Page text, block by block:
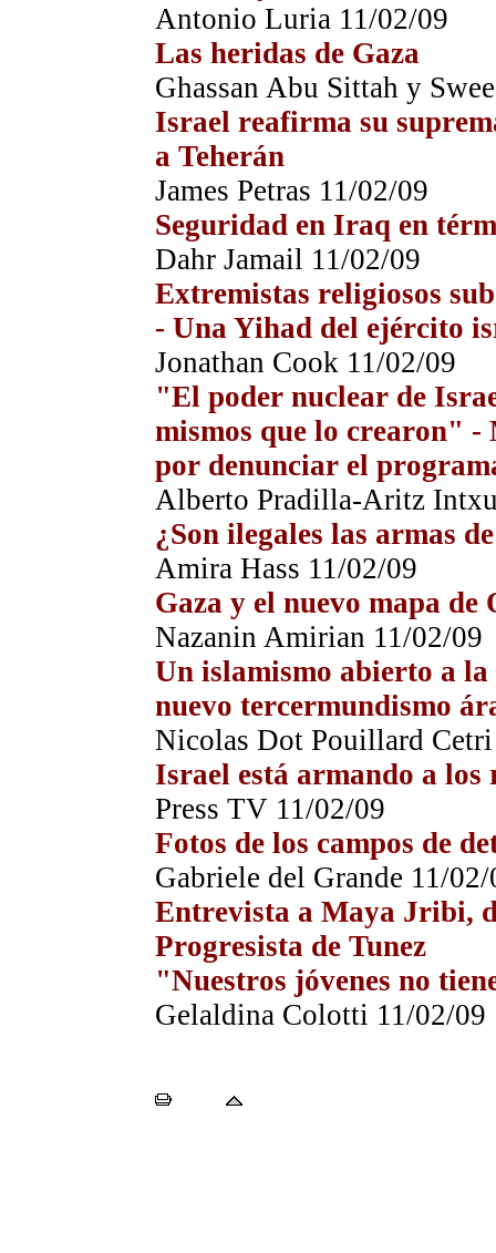
Antonio Luria 11/02/09
Las heridas de Gaza
Ghassan Abu Sittah y
Israel reafirma su
a Teherán
James Petras 11/02/09
Seguridad en Iraq en
Dahr Jamail 11/02/09
Extremistas religiosos
- Una Yihad del ejército
Jonathan Cook 11/02/09
"El poder nuclear de
mismos que lo crearon"
por denunciar el
Alberto Pradilla-Aritz
¿Son ilegales las armas
Amira Hass 11/02/09
Gaza y el nuevo mapa
Nazanin Amirian 11/02/09
Un islamismo abierto a
nuevo tercermundismo
Nicolas Dot Pouillard
Israel está armando a los
Press TV 11/02/09
Fotos de los campos de
Gabriele del Grande 11/02/
Entrevista a Maya Jribi,
Progresista de Tunez
"Nuestros jóvenes no
Gelaldina Colotti 11/02/09